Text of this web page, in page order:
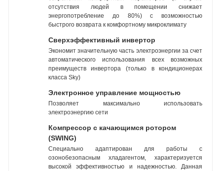
отсутствия людей в помещении снижает
энергопотребление до 80%) с возможностью
быстрого возврата к комфортному микроклимату
Сверхэффективный инвертор
Экономит значительную часть электроэнергии за счет
автоматического использования всех возможных
преимуществ инвертора (только в кондиционерах
класса Sky)
Электронное управление мощностью
Позволяет максимально использовать
электроэнергию сети
Компрессор с качающимся ротором
(SWING)
Специально адаптирован для работы с
озонобезопасным хладагентом, характеризуется
высокой эффективностью и надежностью. Данная